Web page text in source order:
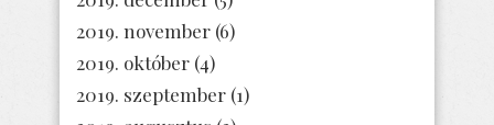
2019. november (6)
2019. október (4)
2019. szeptember (1)